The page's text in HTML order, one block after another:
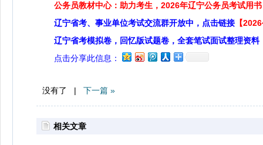
公务员教材中心：助力考生，2026年辽宁公务员考试用书
辽宁省考、事业单位考试交流群开放中，点击链接 【
辽宁省考模拟卷，回忆版试题卷，全套笔试面试整理资料
点击分享此信息：
没有了 | 下一篇 »
相关文章